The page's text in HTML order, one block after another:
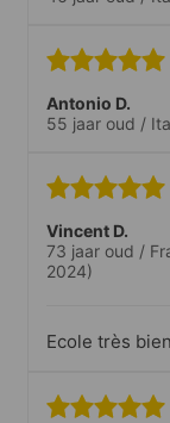
Antonio D.
55 jaar oud /
Vincent D.
73 jaar oud /
2024)
Ecole très
recommande